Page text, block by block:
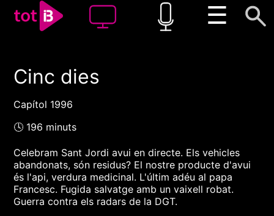
☰
00:00 00:00
Cinc dies
Capítol 1996
🕓 196 minuts
Celebram Sant Jordi avui en directe. Els vehicles
abandonats, són residus? El nostre producte d'avui
és l'api, verdura medicinal. L'últim adéu al papa
Francesc. Fugida salvatge amb un vaixell robat.
Guerra contra els radars de la DGT.